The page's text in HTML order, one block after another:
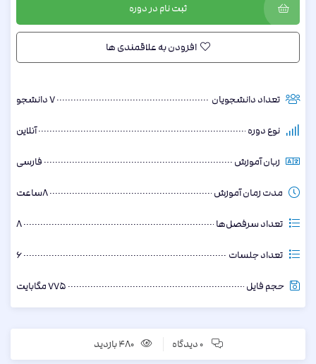
توجه
پیامک ارسال بفرمایید.
🆔پشتیبانی:[
t.me/asrehub_admin
]
🆔 آدرس وبسایت:[
asrehub.ir
]
ثبت نام در دوره
افزودن به علاقمندی ها
تعداد دانشجویان 7 دانشجو
نوع دوره آنلاین
زبان آموزش فارسی
مدت زمان آموزش 8ساعت
تعداد سرفصل‌ها 8
تعداد جلسات 6
حجم فایل 775 مگابایت
0 دیدگاه 480 بازدید